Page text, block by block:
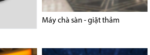
Máy chà sàn - giặt thảm